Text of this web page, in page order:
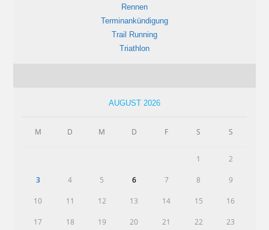
Rennen
Terminankündigung
Trail Running
Triathlon
AUGUST 2026
M D M D F S S
1 2
3 4 5 6 7 8 9
10 11 12 13 14 15 16
17 18 19 20 21 22 23